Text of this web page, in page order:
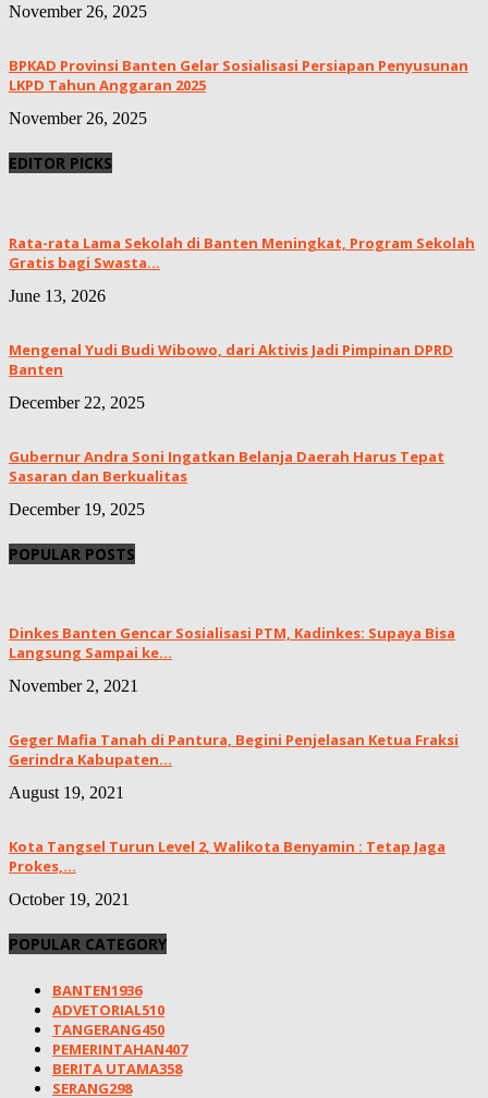
November 26, 2025
BPKAD Provinsi Banten Gelar Sosialisasi Persiapan Penyusunan
LKPD Tahun Anggaran 2025
November 26, 2025
EDITOR PICKS
Rata-rata Lama Sekolah di Banten Meningkat, ‎Program Sekolah
Gratis bagi Swasta...
June 13, 2026
Mengenal Yudi Budi Wibowo, dari Aktivis Jadi Pimpinan DPRD
Banten
December 22, 2025
Gubernur Andra Soni Ingatkan Belanja Daerah Harus Tepat
Sasaran dan Berkualitas
December 19, 2025
POPULAR POSTS
Dinkes Banten Gencar Sosialisasi PTM, Kadinkes: Supaya Bisa
Langsung Sampai ke...
November 2, 2021
Geger Mafia Tanah di Pantura, Begini Penjelasan Ketua Fraksi
Gerindra Kabupaten...
August 19, 2021
Kota Tangsel Turun Level 2, Walikota Benyamin : Tetap Jaga
Prokes,...
October 19, 2021
POPULAR CATEGORY
BANTEN1936
ADVETORIAL510
TANGERANG450
PEMERINTAHAN407
BERITA UTAMA358
SERANG298